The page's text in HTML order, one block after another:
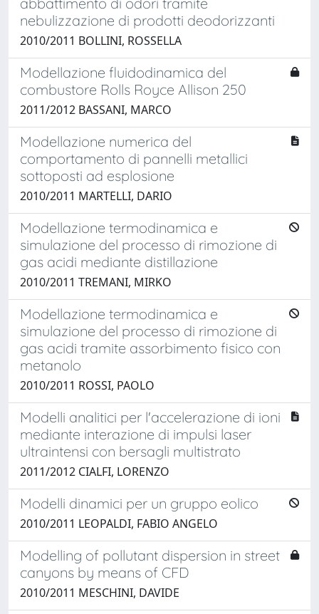
nebulizzazione di prodotti deodorizzanti
2010/2011 BOLLINI, ROSSELLA
Modellazione fluidodinamica del
combustore Rolls Royce Allison 250
2011/2012 BASSANI, MARCO
Modellazione numerica del
comportamento di pannelli metallici
sottoposti ad esplosione
2010/2011 MARTELLI, DARIO
Modellazione termodinamica e
simulazione del processo di rimozione di
gas acidi mediante distillazione
2010/2011 TREMANI, MIRKO
Modellazione termodinamica e
simulazione del processo di rimozione di
gas acidi tramite assorbimento fisico con
metanolo
2010/2011 ROSSI, PAOLO
Modelli analitici per l'accelerazione di ioni
mediante interazione di impulsi laser
ultraintensi con bersagli multistrato
2011/2012 CIALFI, LORENZO
Modelli dinamici per un gruppo eolico
2010/2011 LEOPALDI, FABIO ANGELO
Modelling of pollutant dispersion in street
canyons by means of CFD
2010/2011 MESCHINI, DAVIDE